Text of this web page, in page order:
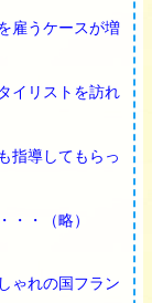
雇うケースが増
イリストを訪れ
指導してもらっ
・（略）
ゃれの国フラン